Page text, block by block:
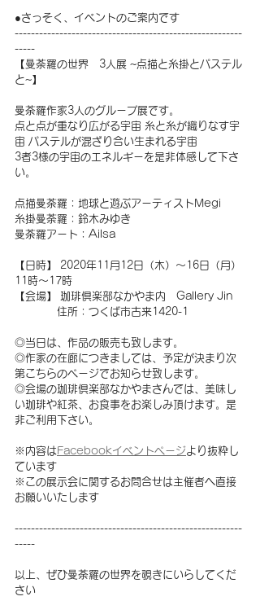
●さっそく、イベントのご案内です
--------------------------------------------------------
-----
【曼荼羅の世界　3人展 ~点描と糸掛とパステル
と~】
曼荼羅作家3人のグループ展です。
点と点が重なり広がる宇宙 糸と糸が織りなす宇
宙 パステルが混ざり合い生まれる宇宙
3者3様の宇宙のエネルギーを是非体感して下さ
い。
点描曼荼羅：地球と遊ぶアーティストMegi
糸掛曼荼羅：鈴木みゆき
曼荼羅アート：Ailsa
【日時】 2020年11月12日（木）〜16日（月）
11時〜17時
【会場】 珈琲倶楽部なかやま内　Gallery Jin
住所：つくば市古来1420-1
◎当日は、作品の販売も致します。
◎作家の在廊につきましては、予定が決まり次
第こちらのページでお知らせ致します。
◎会場の珈琲倶楽部なかやまさんでは、美味し
い珈琲や紅茶、お食事をお楽しみ頂けます。是
非ご利用下さい。
※内容はFacebookイベントページより抜粋し
ています
※この展示会に関するお問合せは主催者へ直接
お願いいたします
--------------------------------------------------------
-----
以上、ぜひ曼荼羅の世界を覗きにいらしてくだ
さい